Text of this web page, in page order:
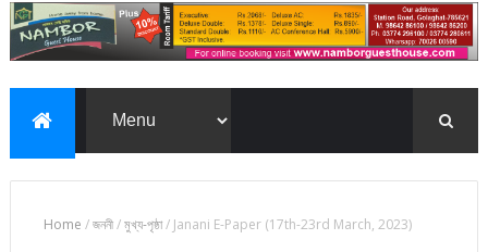
Home /জননী/মুখ্য-পৃষ্ঠা/ Janani E-Paper (17th-23rd March, 2023)